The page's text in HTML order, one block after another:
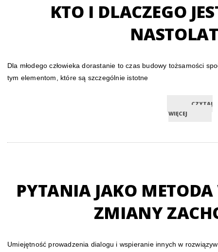
KTO I DLACZEGO
Dla młodego człowieka dorastanie to czas budowy tożsamości
tym elementom, które są szczególnie istotne
CZYTAJ
WIĘCEJ
PYTANIA JAKO
ZMIANY
Umiejętność prowadzenia dialogu i wspieranie innych w